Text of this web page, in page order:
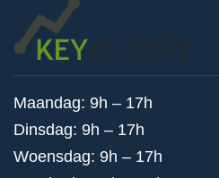
Maandag: 9h – 17h
Dinsdag: 9h – 17h
Woensdag: 9h – 17h